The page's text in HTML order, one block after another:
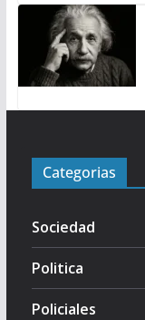
Categorias
Sociedad
Politica
Policiales